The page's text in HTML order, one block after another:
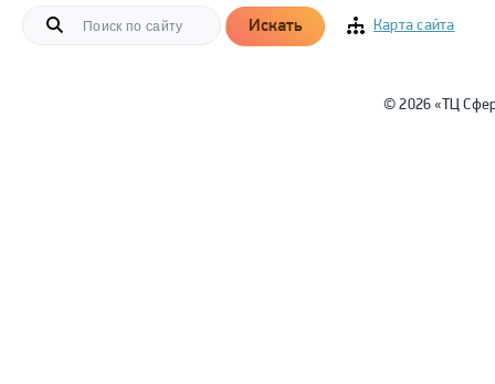
Искать Карта сайта
© 2026 «ТЦ